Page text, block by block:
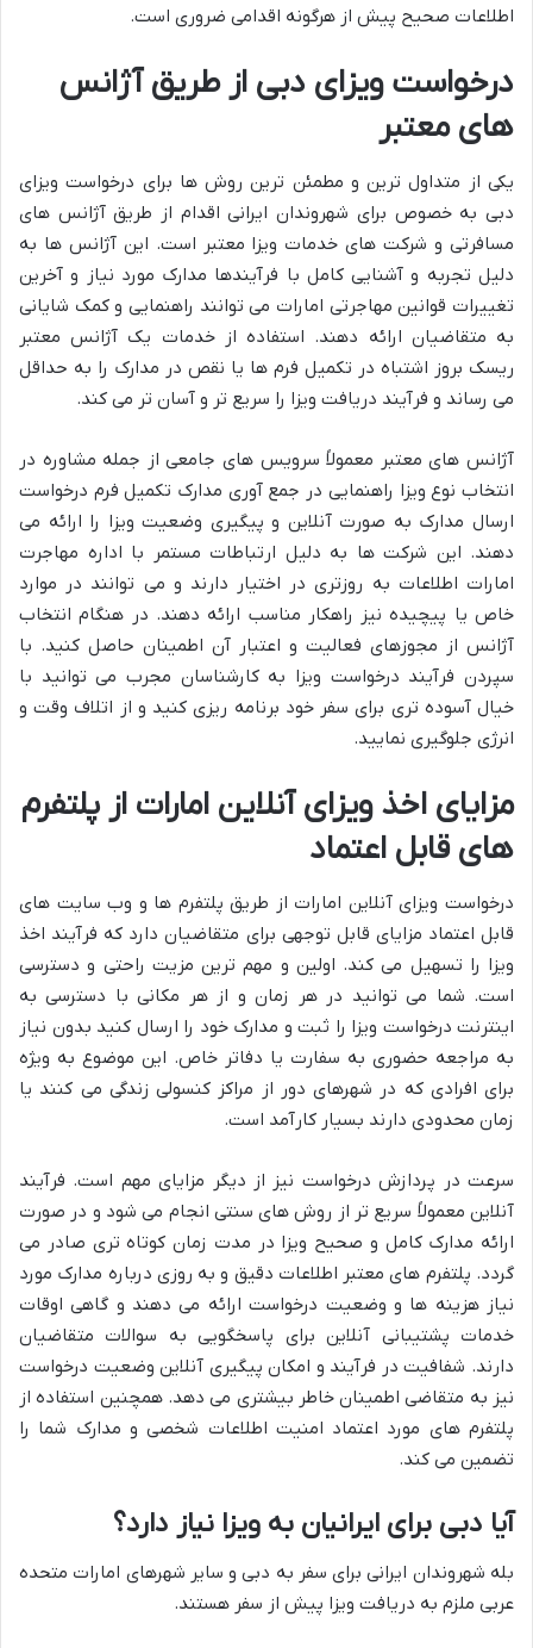
اطلاعات صحیح پیش از هرگونه اقدامی ضروری است.
درخواست ویزای دبی از طریق آژانس
های معتبر
یکی از متداول ترین و مطمئن ترین روش ها برای درخواست ویزای
دبی به خصوص برای شهروندان ایرانی اقدام از طریق آژانس های
مسافرتی و شرکت های خدمات ویزا معتبر است. این آژانس ها به
دلیل تجربه و آشنایی کامل با فرآیندها مدارک مورد نیاز و آخرین
تغییرات قوانین مهاجرتی امارات می توانند راهنمایی و کمک شایانی
به متقاضیان ارائه دهند. استفاده از خدمات یک آژانس معتبر
ریسک بروز اشتباه در تکمیل فرم ها یا نقص در مدارک را به حداقل
می رساند و فرآیند دریافت ویزا را سریع تر و آسان تر می کند.
آژانس های معتبر معمولاً سرویس های جامعی از جمله مشاوره در
انتخاب نوع ویزا راهنمایی در جمع آوری مدارک تکمیل فرم درخواست
ارسال مدارک به صورت آنلاین و پیگیری وضعیت ویزا را ارائه می
دهند. این شرکت ها به دلیل ارتباطات مستمر با اداره مهاجرت
امارات اطلاعات به روزتری در اختیار دارند و می توانند در موارد
خاص یا پیچیده نیز راهکار مناسب ارائه دهند. در هنگام انتخاب
آژانس از مجوزهای فعالیت و اعتبار آن اطمینان حاصل کنید. با
سپردن فرآیند درخواست ویزا به کارشناسان مجرب می توانید با
خیال آسوده تری برای سفر خود برنامه ریزی کنید و از اتلاف وقت و
انرژی جلوگیری نمایید.
مزایای اخذ ویزای آنلاین امارات از پلتفرم
های قابل اعتماد
درخواست ویزای آنلاین امارات از طریق پلتفرم ها و وب سایت های
قابل اعتماد مزایای قابل توجهی برای متقاضیان دارد که فرآیند اخذ
ویزا را تسهیل می کند. اولین و مهم ترین مزیت راحتی و دسترسی
است. شما می توانید در هر زمان و از هر مکانی با دسترسی به
اینترنت درخواست ویزا را ثبت و مدارک خود را ارسال کنید بدون نیاز
به مراجعه حضوری به سفارت یا دفاتر خاص. این موضوع به ویژه
برای افرادی که در شهرهای دور از مراکز کنسولی زندگی می کنند یا
زمان محدودی دارند بسیار کارآمد است.
سرعت در پردازش درخواست نیز از دیگر مزایای مهم است. فرآیند
آنلاین معمولاً سریع تر از روش های سنتی انجام می شود و در صورت
ارائه مدارک کامل و صحیح ویزا در مدت زمان کوتاه تری صادر می
گردد. پلتفرم های معتبر اطلاعات دقیق و به روزی درباره مدارک مورد
نیاز هزینه ها و وضعیت درخواست ارائه می دهند و گاهی اوقات
خدمات پشتیبانی آنلاین برای پاسخگویی به سوالات متقاضیان
دارند. شفافیت در فرآیند و امکان پیگیری آنلاین وضعیت درخواست
نیز به متقاضی اطمینان خاطر بیشتری می دهد. همچنین استفاده از
پلتفرم های مورد اعتماد امنیت اطلاعات شخصی و مدارک شما را
تضمین می کند.
آیا دبی برای ایرانیان به ویزا نیاز دارد؟
بله شهروندان ایرانی برای سفر به دبی و سایر شهرهای امارات متحده
عربی ملزم به دریافت ویزا پیش از سفر هستند.